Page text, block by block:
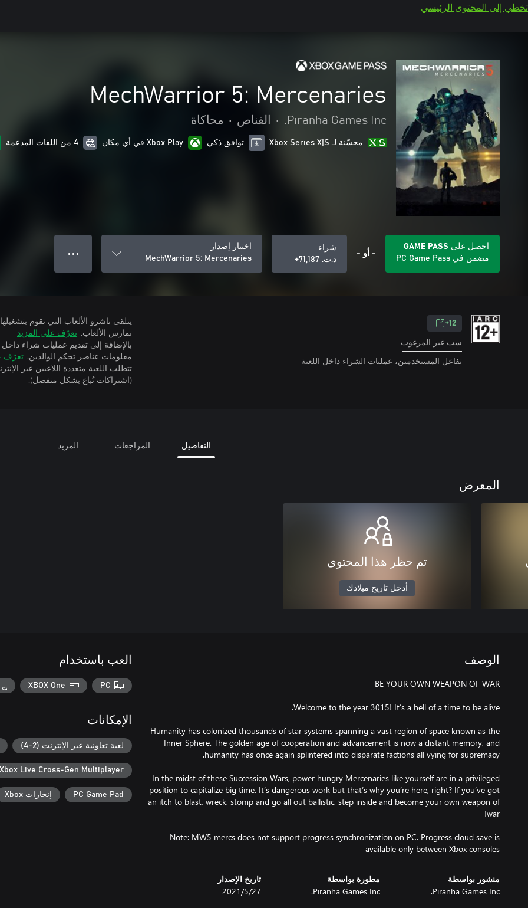
تخطي إلى المحتوى الرئيسي
MechWarrior 5: Mercenaries
Piranha Games Inc.
• القناص • محاكاة
محسّنة لـ Xbox Series X|S توافق ذكي Xbox Play في أي مكان 4 من اللغات المدعمة
احصل على GAME PASS
مضمن في PC Game Pass
- أو -
شراء
د.ت.‏ 71,187+
اختيار إصدار
MechWarrior 5: Mercenaries
● ● ●
12+
سب غير المرغوب
تفاعل المستخدمين، عمليات الشراء داخل اللعبة
تمارس الألعاب. تعرّف على المزيد
بالإضافة إلى تقديم عمليات شراء داخل
معلومات عناصر تحكم الوالدين. تعرّف
(اشتراكات تُباع بشكل منفصل).
التفاصيل المراجعات المزيد
المعرض
تم حظر هذا المحتوى
أدخل تاريخ ميلادك
الوصف
Humanity has colonized thousands of star systems spanning a vast region of space known as the
Inner Sphere. The golden age of cooperation and advancement is now a distant memory, and
In the midst of these Succession Wars, power hungry Mercenaries like yourself are in a privileged
position to capitalize big time. It’s dangerous work but that’s why you’re here, right? If you’ve got
an itch to blast, wreck, stomp and go all out ballistic, step inside and become your own weapon of
Note: MW5 mercs does not support progress synchronization on PC. Progress cloud save is
available only between Xbox consoles
منشور بواسطة
Piranha Games Inc.
مطورة بواسطة
Piranha Games Inc.
تاريخ الإصدار
27‏/5‏/2021
العب باستخدام
PC
XBOX One
الإمكانات
لعبة تعاونية عبر الإنترنت (2-4)
Xbox Live Cross-Gen Multiplayer
PC Game Pad إنجازات Xbox